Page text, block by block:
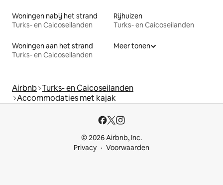
Woningen nabij het strand
Turks- en Caicoseilanden
Rijhuizen
Turks- en Caicoseilanden
Woningen aan het strand
Turks- en Caicoseilanden
Meer tonen
Airbnb Turks- en Caicoseilanden
Accommodaties met kajak
© 2026 Airbnb, Inc.
Privacy
Voorwaarden